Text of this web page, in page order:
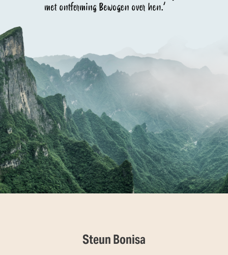
Steun Bonisa